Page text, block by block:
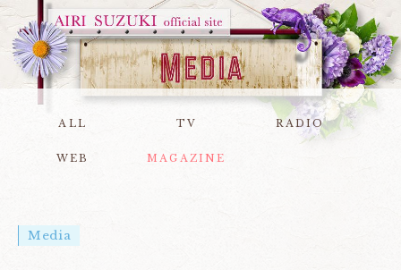
ALL TV RADIO
WEB MAGAZINE
Media